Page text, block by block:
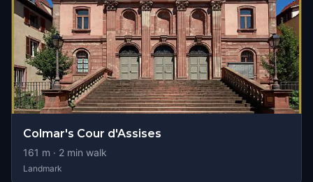
Colmar's Cour d'Assises
161 m · 2 min walk
Landmark